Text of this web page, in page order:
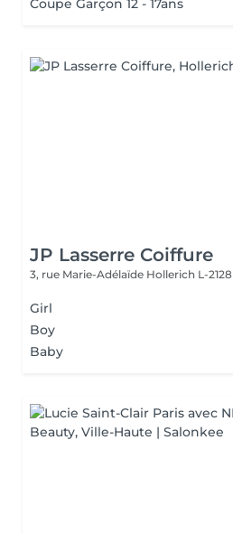
Coupe Garçon 12 - 17ans
JP Lasserre Coiffure
3, rue Marie-Adélaïde Hollerich L-2128
Girl
Boy
Baby